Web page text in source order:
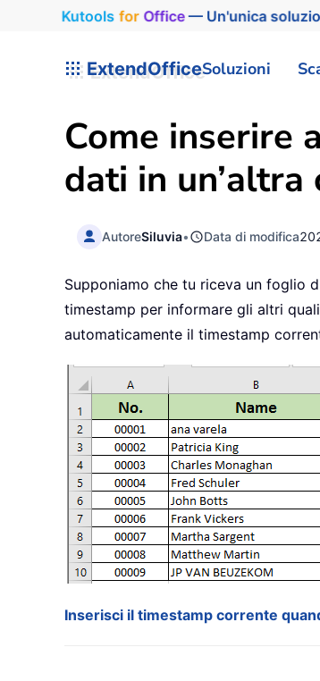
Kutools for Office— Un'unica
ExtendOfficeSoluzioni
Come inserire
dati in
AutoreSiluvia• Data di modifica
Supponiamo che tu riceva un foglio
timestamp per informare gli altri
automaticamente il timestamp
Inserisci il timestamp corrente